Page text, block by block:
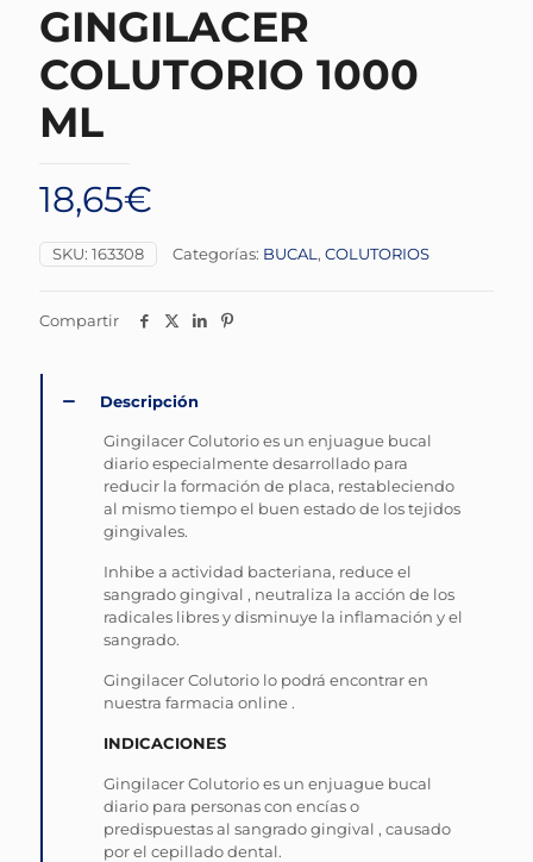
GINGILACER
COLUTORIO 1000
ML
18,65€
SKU: 163308 Categorías: BUCAL , COLUTORIOS
Compartir
Descripción
Gingilacer Colutorio es un enjuague bucal
diario especialmente desarrollado para
reducir la formación de placa, restableciendo
al mismo tiempo el buen estado de los tejidos
gingivales.
Inhibe a actividad bacteriana, reduce el
sangrado gingival , neutraliza la acción de los
radicales libres y disminuye la inflamación y el
sangrado.
Gingilacer Colutorio lo podrá encontrar en
nuestra farmacia online .
INDICACIONES
Gingilacer Colutorio es un enjuague bucal
diario para personas con encías o
predispuestas al sangrado gingival , causado
por el cepillado dental.